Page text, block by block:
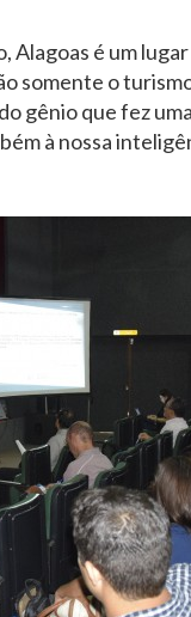
Alagoas é um
somente o
gênio que fez
à nossa